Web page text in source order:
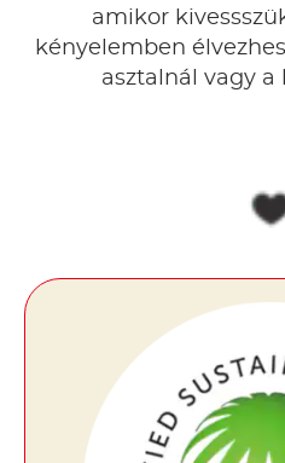
amikor
kényelemben
asztalnál vagy a